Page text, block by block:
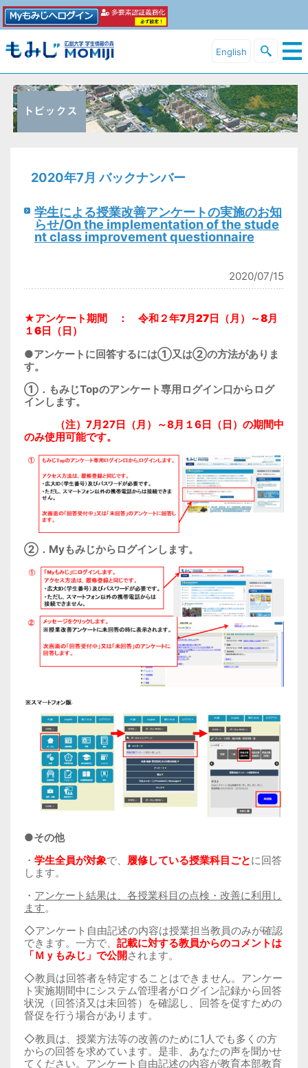
English
2020年7月 バックナンバー
学生による授業改善アンケートの実施のお知
らせ/On the implementation of the stude
nt class improvement questionnaire
2020/07/15
★アンケート期間 ： 令和２年7月27日（月）～8月
１6日（日）
●アンケートに回答するには①又は②の方法がありま
す。
①．もみじTopのアンケート専用ログイン口からログ
インします。
（注）7月27日（月）～8月１6日（日）の期間中
のみ使用可能です。
②．Myもみじからログインします。
●その他
・ 学生全員が対象で、 履修している授業科目ごとに回答
します。
・ アンケート結果は、各授業科目の点検・改善に利用し
ます。
◇アンケート自由記述の内容は授業担当教員のみが確認
できます。一方で、 記載に対する教員からのコメントは
「Ｍｙもみじ」で公開 されます。
◇教員は回答者を特定することはできません。アンケー
ト実施期間中にシステム管理者がログイン記録から回答
状況（回答済又は未回答）を確認し、回答を促すための
督促を行う場合があります。
◇教員は、授業方法等の改善のために1人でも多くの方
からの回答を求めています。是非、あなたの声を聞かせ
てください。アンケート自由記述の内容が教育本部教育